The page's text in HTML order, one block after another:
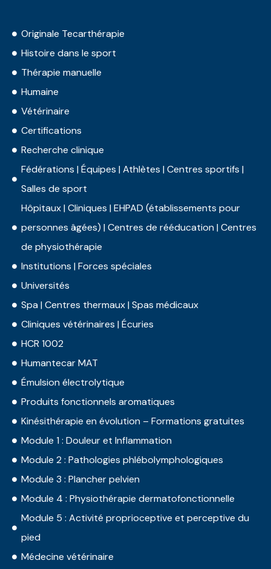
Originale Tecarthérapie
Histoire dans le sport
Thérapie manuelle
Humaine
Vétérinaire
Certifications
Recherche clinique
Fédérations | Équipes | Athlètes | Centres sportifs |
Salles de sport
Hôpitaux | Cliniques | EHPAD (établissements pour
personnes âgées) | Centres de rééducation | Centres
de physiothérapie
Institutions | Forces spéciales
Universités
Spa | Centres thermaux | Spas médicaux
Cliniques vétérinaires | Écuries
HCR 1002
Humantecar MAT
Émulsion électrolytique
Produits fonctionnels aromatiques
Kinésithérapie en évolution – Formations gratuites
Module 1 : Douleur et Inflammation
Module 2 : Pathologies phlébolymphologiques
Module 3 : Plancher pelvien
Module 4 : Physiothérapie dermatofonctionnelle
Module 5 : Activité proprioceptive et perceptive du
pied
Médecine vétérinaire